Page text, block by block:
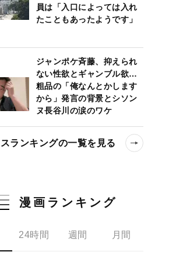
員は「入口によっては入れ
たこともあったようです」
ジャンポケ斉藤、抑えられ
ない性欲とギャンブル欲…
粗品の「俺なんとかします
から」発言の背景とシソン
ヌ長谷川の涙のワケ
ランキングの一覧を見る
漫画ランキング
24時間 週間 月間